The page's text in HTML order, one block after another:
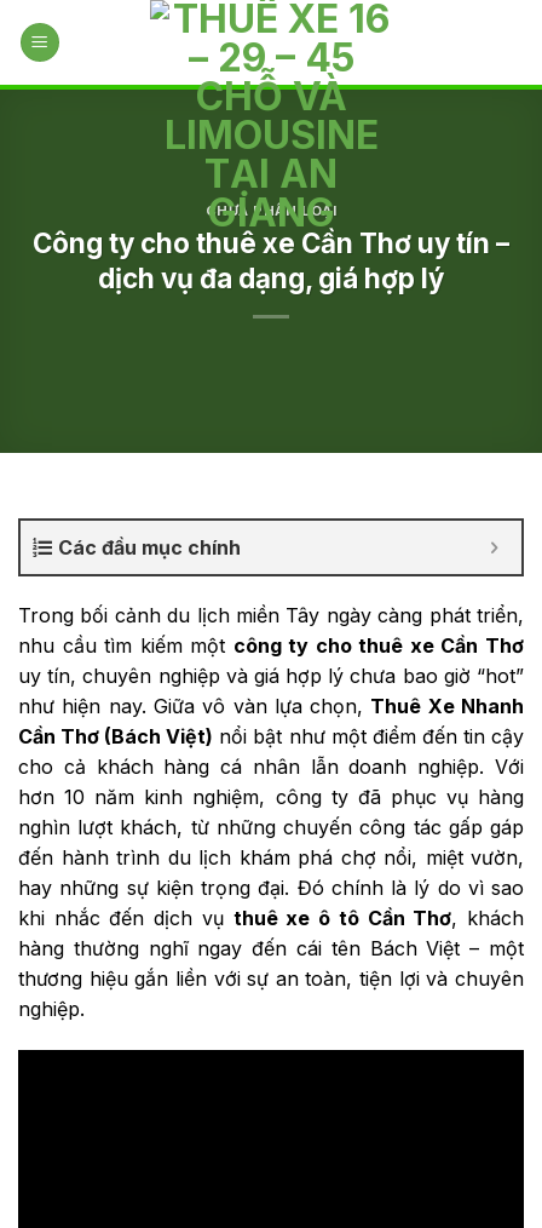
CHƯA PHÂN LOẠI
Công ty cho thuê xe Cần Thơ uy tín –
dịch vụ đa dạng, giá hợp lý
Các đầu mục chính
Trong bối cảnh du lịch miền Tây ngày càng phát triển,
nhu cầu tìm kiếm một công ty cho thuê xe Cần Thơ
uy tín, chuyên nghiệp và giá hợp lý chưa bao giờ “hot”
như hiện nay. Giữa vô vàn lựa chọn, Thuê Xe Nhanh
Cần Thơ (Bách Việt) nổi bật như một điểm đến tin cậy
cho cả khách hàng cá nhân lẫn doanh nghiệp. Với
hơn 10 năm kinh nghiệm, công ty đã phục vụ hàng
nghìn lượt khách, từ những chuyến công tác gấp gáp
đến hành trình du lịch khám phá chợ nổi, miệt vườn,
hay những sự kiện trọng đại. Đó chính là lý do vì sao
khi nhắc đến dịch vụ thuê xe ô tô Cần Thơ, khách
hàng thường nghĩ ngay đến cái tên Bách Việt – một
thương hiệu gắn liền với sự an toàn, tiện lợi và chuyên
nghiệp.